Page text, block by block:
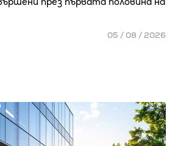
05 / 08 / 2026